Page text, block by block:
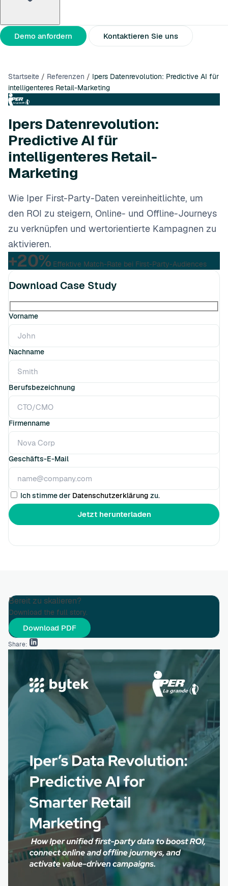
Über uns Pressemitteilungen
Demo anfordern Kontaktieren Sie uns
Startseite / Referenzen / Ipers Datenrevolution: Predictive AI für
intelligenteres Retail-Marketing
Ipers Datenrevolution:
Predictive AI für
intelligenteres Retail-
Marketing
Wie Iper First-Party-Daten vereinheitlichte, um
den ROI zu steigern, Online- und Offline-Journeys
zu verknüpfen und wertorientierte Kampagnen zu
aktivieren.
+20% Effektive Match-Rate bei First-Party-Audiences
Download Case Study
Vorname
Nachname
Berufsbezeichnung
Firmenname
Geschäfts-E-Mail
Ich stimme der Datenschutzerklärung zu.
Bereit zu skalieren?
Download the full story.
Download PDF
Share: